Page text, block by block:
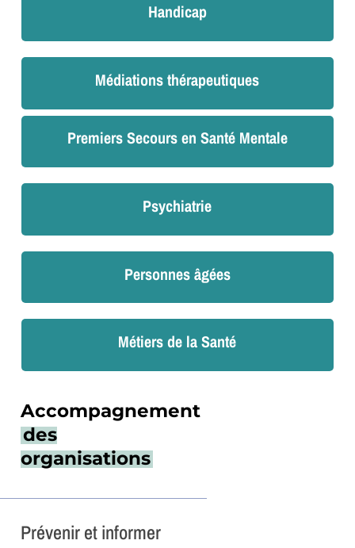
Handicap
Médiations thérapeutiques
Premiers Secours en Santé Mentale
Psychiatrie
Personnes âgées
Métiers de la Santé
Accompagnement
des
organisations
Prévenir et informer